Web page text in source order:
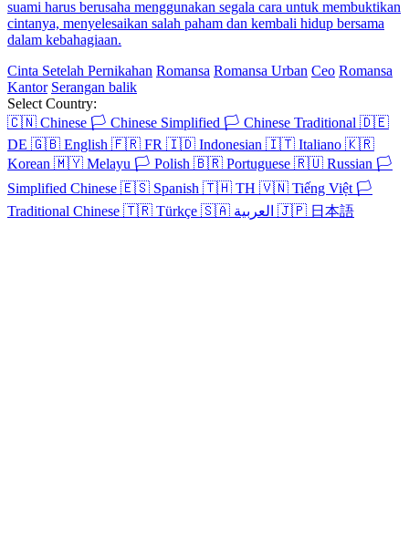
suami harus berusaha menggunakan segala cara untuk membuktikan
cintanya, menyelesaikan salah paham dan kembali hidup bersama
dalam kebahagiaan.
Cinta Setelah Pernikahan Romansa Romansa Urban Ceo Romansa
Kantor Serangan balik
Select Country:
🇨🇳 Chinese 🏳️ Chinese Simplified 🏳️ Chinese Traditional 🇩🇪
DE 🇬🇧 English 🇫🇷 FR 🇮🇩 Indonesian 🇮🇹 Italiano 🇰🇷
Korean 🇲🇾 Melayu 🏳️ Polish 🇧🇷 Portuguese 🇷🇺 Russian 🏳️
Simplified Chinese 🇪🇸 Spanish 🇹🇭 TH 🇻🇳 Tiếng Việt 🏳️
Traditional Chinese 🇹🇷 Türkçe 🇸🇦 🇯🇵 日本語